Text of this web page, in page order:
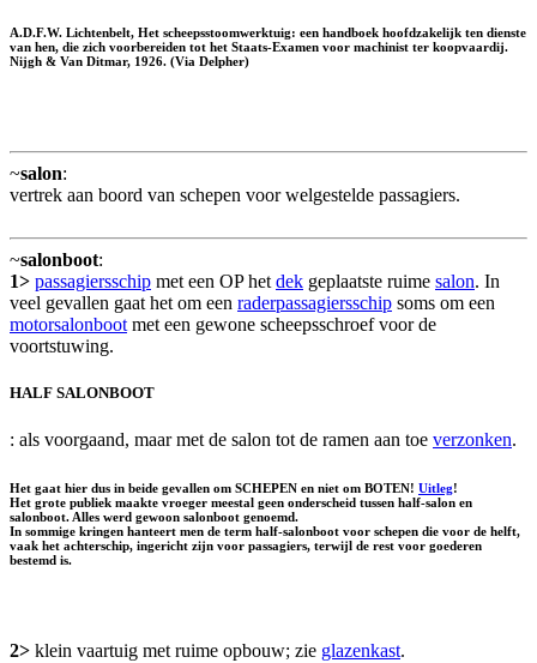
A.D.F.W. Lichtenbelt, Het scheepsstoomwerktuig: een handboek hoofdzakelijk ten dienste
van hen, die zich voorbereiden tot het Staats-Examen voor machinist ter koopvaardij.
Nijgh & Van Ditmar, 1926. (Via Delpher)
~salon:
vertrek aan boord van schepen voor welgestelde passagiers.
~salonboot:
1> passagiersschip met een OP het dek geplaatste ruime salon. In
veel gevallen gaat het om een raderpassagiersschip soms om een
motorsalonboot met een gewone scheepsschroef voor de
voortstuwing.
HALF SALONBOOT
: als voorgaand, maar met de salon tot de ramen aan toe verzonken.
Het gaat hier dus in beide gevallen om SCHEPEN en niet om BOTEN! Uitleg!
Het grote publiek maakte vroeger meestal geen onderscheid tussen half-salon en
salonboot. Alles werd gewoon salonboot genoemd.
In sommige kringen hanteert men de term half-salonboot voor schepen die voor de helft,
vaak het achterschip, ingericht zijn voor passagiers, terwijl de rest voor goederen
bestemd is.
2> klein vaartuig met ruime opbouw; zie glazenkast.